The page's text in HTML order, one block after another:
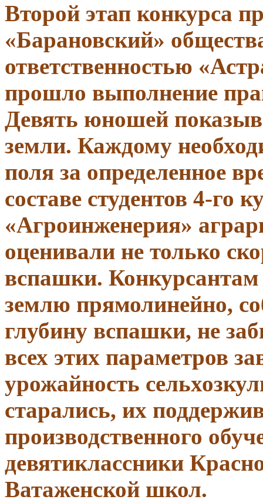
Второй этап конкурса
«Барановский»
ответственностью «
прошло выполнение
Девять юношей
земли. Каждому
поля за определенное
составе студентов 4-го
«Агроинженерия»
оценивали не только
вспашки. Конкурсантам
землю прямолинейно,
глубину вспашки, не
всех этих параметров
урожайность
старались, их
производственного
девятиклассники
Ватаженской школ.